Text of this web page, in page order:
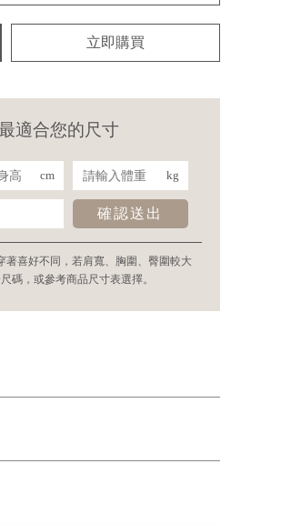
立即購買
適合您的尺寸
cm kg
確認送出
著喜好不同，若肩寬、胸圍、臀圍較大
碼，或參考商品尺寸表選擇。